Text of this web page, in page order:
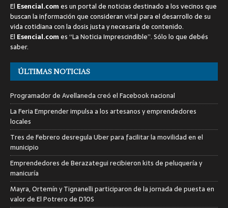
El Esencial.comes un portal de noticias destinado a los vecinos que
buscan la información que consideran vital para el desarrollo de su
vida cotidiana con la dosis justa y necesaria de contenido.
El Esencial.comes “La Noticia Imprescindible”. Sólo lo que debés
saber.
ÚLTIMAS NOTICIAS
Programador de Avellaneda creó el Facebook nacional
La Feria Emprender impulsa a los artesanos y emprendedores
locales
Tres de Febrero desregula Uber para facilitar la movilidad en el
municipio
Emprendedores de Berazategui recibieron kits de peluquería y
manicuría
Mayra, Ortemín y Tignanelli participaron de la jornada de puesta en
valor de El Potrero de D10S